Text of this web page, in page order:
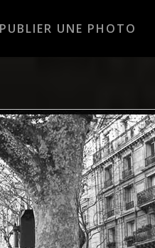
PUBLIER UNE PHOTO